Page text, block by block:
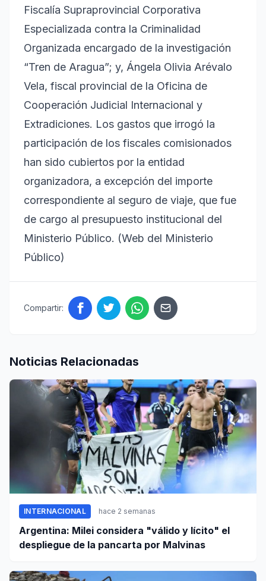
Fiscalía Supraprovincial Corporativa
Especializada contra la Criminalidad
Organizada encargado de la investigación
“Tren de Aragua”; y, Ángela Olivia Arévalo
Vela, fiscal provincial de la Oficina de
Cooperación Judicial Internacional y
Extradiciones. Los gastos que irrogó la
participación de los fiscales comisionados
han sido cubiertos por la entidad
organizadora, a excepción del importe
correspondiente al seguro de viaje, que fue
de cargo al presupuesto institucional del
Ministerio Público. (Web del Ministerio
Público)
Compartir:
Noticias Relacionadas
INTERNACIONAL hace 2 semanas
Argentina: Milei considera "válido y lícito" el
despliegue de la pancarta por Malvinas